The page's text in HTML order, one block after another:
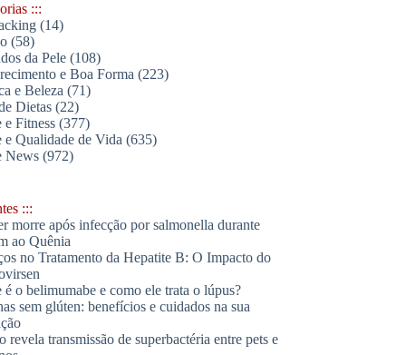
:::
(14)
(58)
da Pele(108)
e Boa Forma (223)
e Beleza (71)
Dietas(22)
e Fitness(377)
e Qualidade de Vida (635)
News(972)
:::
morre após infecção por salmonella durante
ao Quênia
no Tratamento da Hepatite B: O Impacto do
é o belimumabe e como ele trata o lúpus?
sem glúten: benefícios e cuidados na sua
revela transmissão de superbactéria entre pets e